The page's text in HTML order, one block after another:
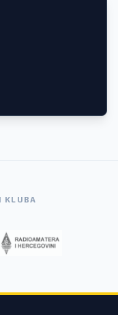
KLUBA